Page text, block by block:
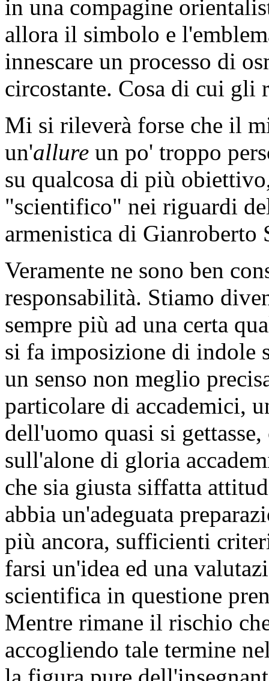
in una compagine
allora il simbolo e
innescare un processo di
circostante. Cosa di cui gli
Mi si rileverà forse che il
un'allure un po' troppo
su qualcosa di più
"scientifico" nei riguardi
armenistica di Gianroberto
Veramente ne sono ben
responsabilità. Stiamo
sempre più ad una certa
si fa imposizione di indole
un senso non meglio
particolare di accademici,
dell'uomo quasi si
sull'alone di gloria
che sia giusta siffatta
abbia un'adeguata
più ancora, sufficienti
farsi un'idea ed una
scientifica in questione
Mentre rimane il rischio
accogliendo tale termine